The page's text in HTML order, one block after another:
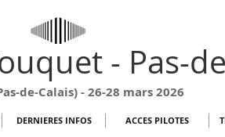
- Pas-
de-Calais) - 26-28 mars 2026
DERNIERES INFOS ACCES PILOTES